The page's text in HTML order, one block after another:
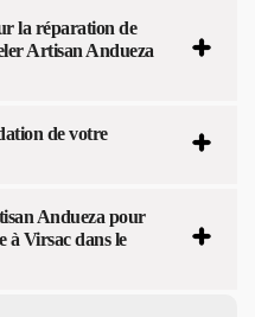
la réparation de
Artisan Andueza
de votre
Andueza pour
à Virsac dans le